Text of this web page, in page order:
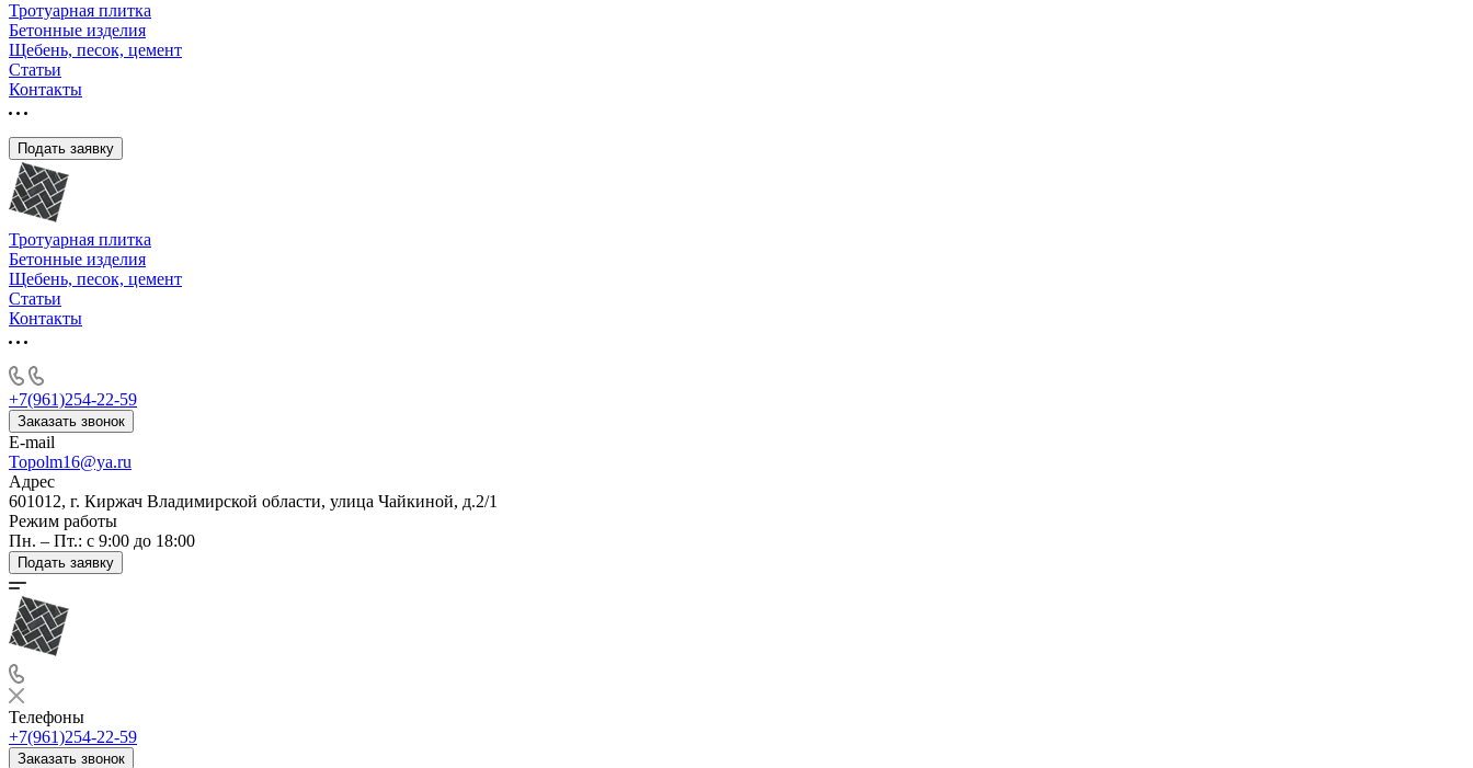
Тротуарная плитка
Бетонные изделия
Щебень, песок, цемент
Статьи
Контакты
Подать заявку
Тротуарная плитка
Бетонные изделия
Щебень, песок, цемент
Статьи
Контакты
+7(961)254-22-59
Заказать звонок
E-mail
Topolm16@ya.ru
Адрес
601012, г. Киржач Владимирской области, улица Чайкиной, д.2/1
Режим работы
Пн. – Пт.: с 9:00 до 18:00
Подать заявку
Телефоны
+7(961)254-22-59
Заказать звонок